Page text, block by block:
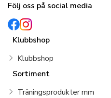
Följ oss på social media
Klubbshop
Klubbshop
Sortiment
Träningsprodukter mm